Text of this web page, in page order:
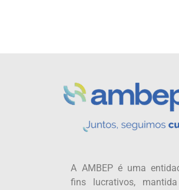
A AMBEP é uma
fins lucrativos,